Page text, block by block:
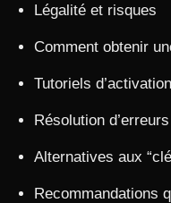
Légalité et risques
Comment obtenir
Tutoriels
Résolution
Alternatives aux
Recommandations